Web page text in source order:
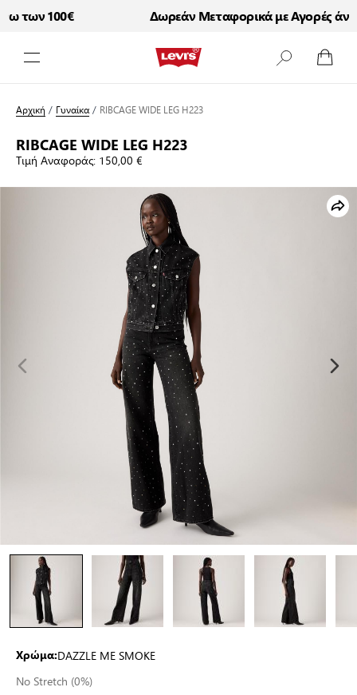
των 100€ Δωρεάν Μεταφορικά με Αγορές άνω
Αρχική / Γυναίκα/ RIBCAGE WIDE LEG H223
RIBCAGE WIDE LEG H223
Τιμή Αναφοράς: 150,00 €
Χρώμα:DAZZLE ME SMOKE
No Stretch (0%)